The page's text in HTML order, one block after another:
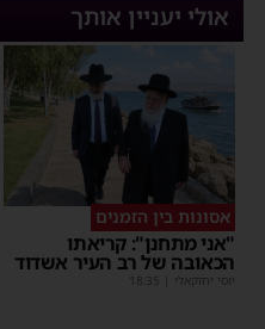
אולי יעניין אותך
אסונות בין הזמנים
"אני מתחנן": קריאתו
הכאובה של רב העיר אשדוד
יוסי יחזקאלי 18:35